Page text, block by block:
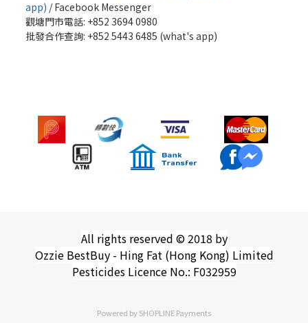
app) /Facebook Messenger
觀塘門市電話: +852 3694 0980
批發合作查詢: +852 5443 6485 (what's app)
All rights reserved © 2018 by
Ozzie BestBuy - Hing Fat (Hong Kong) Limited
Pesticides Licence No.: F032959
Powered bySHOPLINE Payments